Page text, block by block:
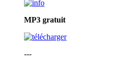
MP3 gratuit
---